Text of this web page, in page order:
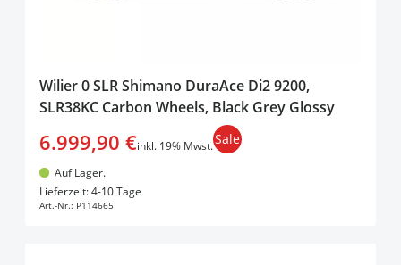
Wilier 0 SLR Shimano DuraAce Di2 9200,
SLR38KC Carbon Wheels, Black Grey Glossy
6.999,90 €inkl. 19% Mwst.Sale
Auf Lager.
Lieferzeit: 4-10 Tage
Art.-Nr.: P114665